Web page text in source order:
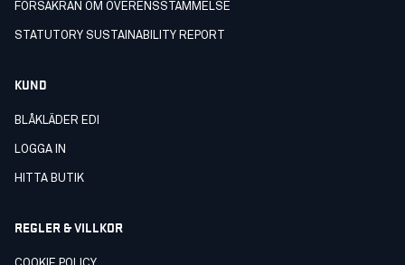
FÖRSÄKRAN OM ÖVERENSSTÄMMELSE
STATUTORY SUSTAINABILITY REPORT
KUND
BLÅKLÄDER EDI
LOGGA IN
HITTA BUTIK
REGLER & VILLKOR